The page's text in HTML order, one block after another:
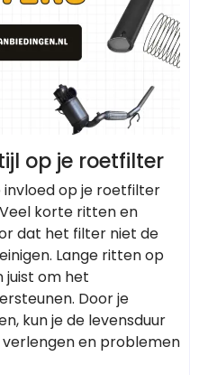
op je roetfilter
op je roetfilter
korte ritten en
dat het filter niet de
Lange ritten op
juist om het
Door je
kun je de levensduur
en problemen